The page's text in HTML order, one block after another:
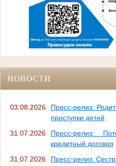
НОВОСТИ
03.08.2026
Пресс-релиз:
проступки детей
31.07.2026
Пресс-релиз:
кредитный договор
31.07.2026
Пресс-релиз: